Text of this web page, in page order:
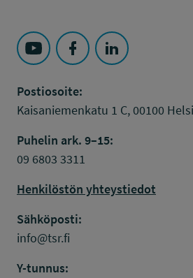
Seuraa Työsuojelurahasto
SeuraaSeuraa
Postiosoite:
Kaisaniemenkatu 1 C, 00100
Puhelin ark. 9–15:
09 6803 3311
Henkilöstön yhteystiedot
Sähköposti:
info@tsr.fi
Y-tunnus: